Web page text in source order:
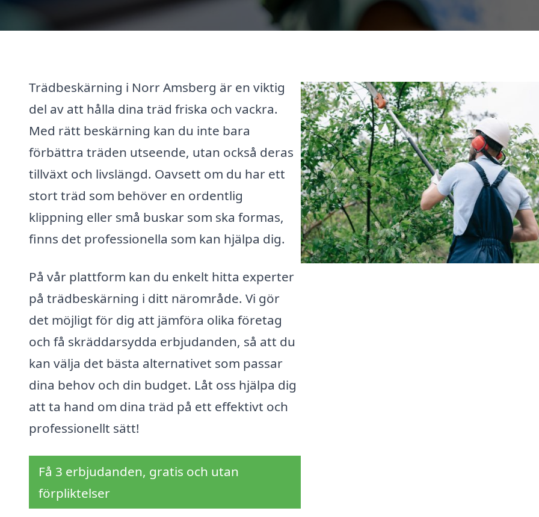
Trädbeskärning i Norr Amsberg är en viktig
del av att hålla dina träd friska och vackra.
Med rätt beskärning kan du inte bara
förbättra träden utseende, utan också deras
tillväxt och livslängd. Oavsett om du har ett
stort träd som behöver en ordentlig
klippning eller små buskar som ska formas,
finns det professionella som kan hjälpa dig.
På vår plattform kan du enkelt hitta experter
på trädbeskärning i ditt närområde. Vi gör
det möjligt för dig att jämföra olika företag
och få skräddarsydda erbjudanden, så att du
kan välja det bästa alternativet som passar
dina behov och din budget. Låt oss hjälpa dig
att ta hand om dina träd på ett effektivt och
professionellt sätt!
Få 3 erbjudanden, gratis och utan
förpliktelser